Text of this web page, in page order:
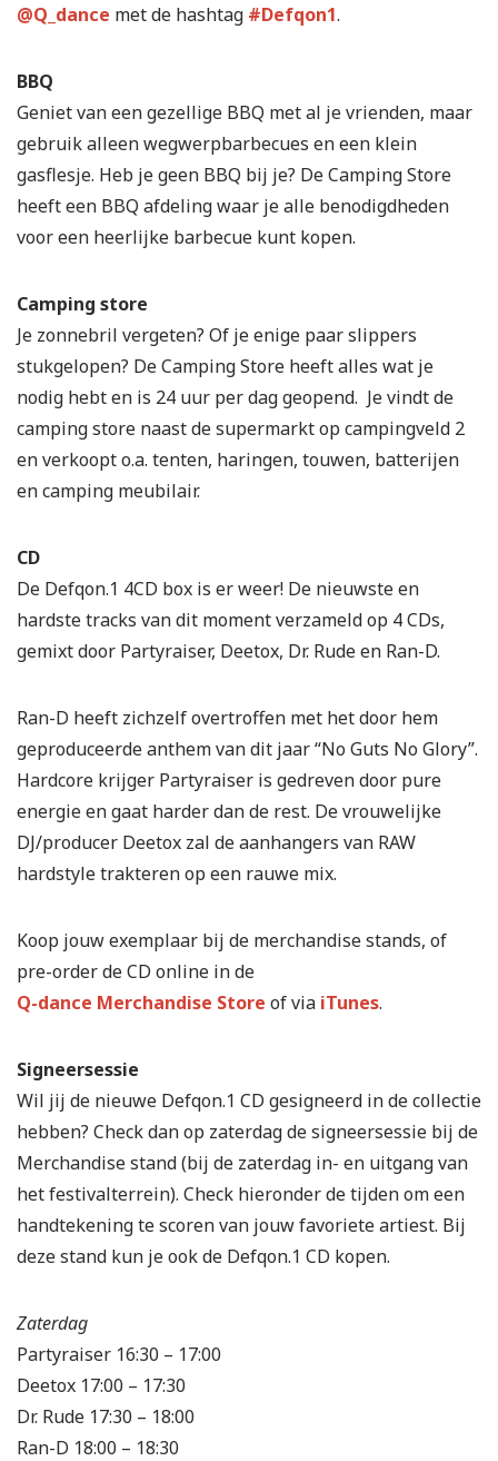
@Q_dance met de hashtag #Defqon1.
BBQ
Geniet van een gezellige BBQ met al je vrienden, maar
gebruik alleen wegwerpbarbecues en een klein
gasflesje. Heb je geen BBQ bij je? De Camping Store
heeft een BBQ afdeling waar je alle benodigdheden
voor een heerlijke barbecue kunt kopen.
Camping store
Je zonnebril vergeten? Of je enige paar slippers
stukgelopen? De Camping Store heeft alles wat je
nodig hebt en is 24 uur per dag geopend. Je vindt de
camping store naast de supermarkt op campingveld 2
en verkoopt o.a. tenten, haringen, touwen, batterijen
en camping meubilair.
CD
De Defqon.1 4CD box is er weer! De nieuwste en
hardste tracks van dit moment verzameld op 4 CDs,
gemixt door Partyraiser, Deetox, Dr. Rude en Ran-D.
Ran-D heeft zichzelf overtroffen met het door hem
geproduceerde anthem van dit jaar “No Guts No Glory”.
Hardcore krijger Partyraiser is gedreven door pure
energie en gaat harder dan de rest. De vrouwelijke
DJ/producer Deetox zal de aanhangers van RAW
hardstyle trakteren op een rauwe mix.
Koop jouw exemplaar bij de merchandise stands, of
pre-order de CD online in de
Q-dance Merchandise Store of via iTunes.
Signeersessie
Wil jij de nieuwe Defqon.1 CD gesigneerd in de collectie
hebben? Check dan op zaterdag de signeersessie bij de
Merchandise stand (bij de zaterdag in- en uitgang van
het festivalterrein). Check hieronder de tijden om een
handtekening te scoren van jouw favoriete artiest. Bij
deze stand kun je ook de Defqon.1 CD kopen.
Zaterdag
Partyraiser 16:30 – 17:00
Deetox 17:00 – 17:30
Dr. Rude 17:30 – 18:00
Ran-D 18:00 – 18:30